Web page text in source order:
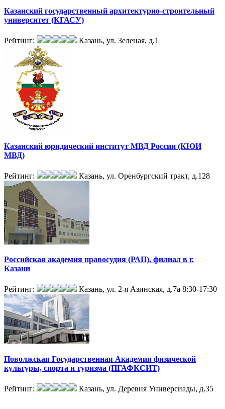
Казанский государственный архитектурно-строительный
университет (КГАСУ)
Рейтинг: Казань, ул. Зеленая, д.1
Казанский юридический институт МВД России (КЮИ
МВД)
Рейтинг: Казань, ул. Оренбургский тракт, д.128
Российская академия правосудия (РАП), филиал в г.
Казани
Рейтинг: Казань, ул. 2-я Азинская, д.7а 8:30-17:30
Поволжская Государственная Академия физической
культуры, спорта и туризма (ПГАФКСИТ)
Рейтинг: Казань, ул. Деревня Универсиады, д.35